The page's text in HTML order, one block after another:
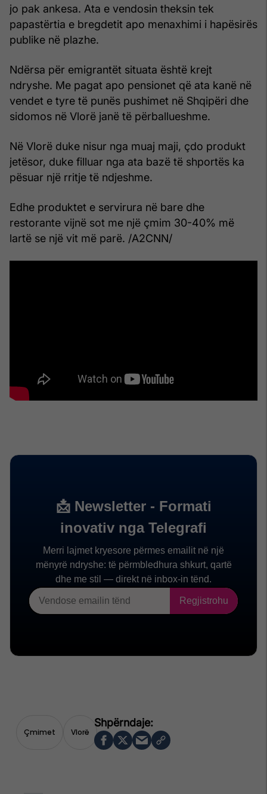
jo pak ankesa. Ata e vendosin theksin tek
papastërtia e bregdetit apo menaxhimi i hapësirës
publike në plazhe.
Ndërsa për emigrantët situata është krejt
ndryshe. Me pagat apo pensionet që ata kanë në
vendet e tyre të punës pushimet në Shqipëri dhe
sidomos në Vlorë janë të përballueshme.
Në Vlorë duke nisur nga muaj maji, çdo produkt
jetësor, duke filluar nga ata bazë të shportës ka
pësuar një rritje të ndjeshme.
Edhe produktet e servirura në bare dhe
restorante vijnë sot me një çmim 30-40% më
lartë se një vit më parë. /A2CNN/
Çmimet Vlorë